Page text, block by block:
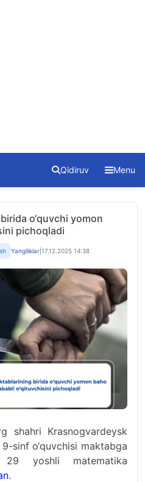
Qidiruv Menu
o‘quvchi yomon
pichoqladi
Yangiliklar 17.12.2025 14:38
shahri Krasnogvardeysk
sinf o‘quvchisi maktabga
yoshli matematika
.